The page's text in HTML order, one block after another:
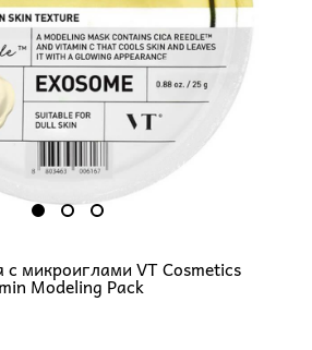
с микроиглами VT Cosmetics
Modeling Pack